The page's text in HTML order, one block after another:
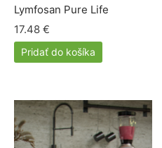
Lymfosan Pure Life
17.48 €
Pridať do košíka